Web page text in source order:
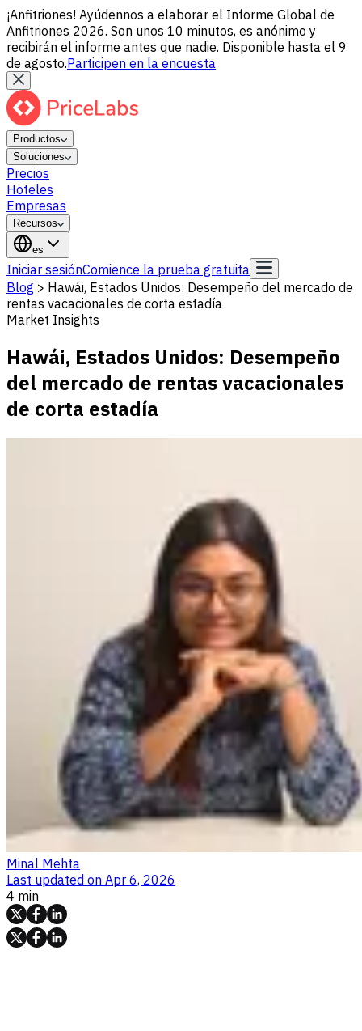
¡Anfitriones! Ayúdennos a elaborar el Informe Global de
Anfitriones 2026. Son unos 10 minutos, es anónimo y
recibirán el informe antes que nadie. Disponible hasta el 9
de agosto.Participen en la encuesta
Productos
Soluciones
Precios
Hoteles
Empresas
Recursos
es
Iniciar sesiónComience la prueba gratuita
Blog > Hawái, Estados Unidos: Desempeño del mercado de
rentas vacacionales de corta estadía
Market Insights
Hawái, Estados Unidos: Desempeño
del mercado de rentas vacacionales
de corta estadía
Minal Mehta
Last updated on Apr 6, 2026
4 min